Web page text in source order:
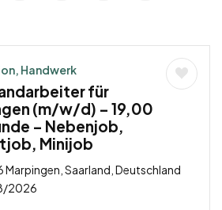
Handwerk
für
(m/w/d) – 19,00
– Nebenjob,
Minijob
Marpingen, Saarland, Deutschland
2026